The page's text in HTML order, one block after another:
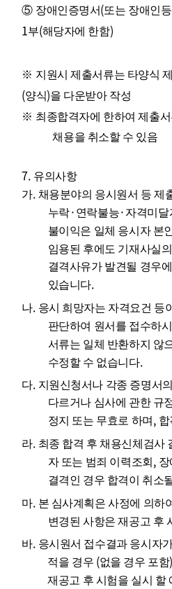
⑤ 장애인증명서(또는 장애인
1부(해당자에 한함)
※ 지원시 제출서류는 타양식
(양식)을 다운받아 작성
※ 최종합격자에 한하여 제출
채용을 취소할 수 있음
7. 유의사항
가. 채용분야의 응시원서 등 제
누락· 연락불능· 자격미달
불이익은 일체 응시자 본
임용된 후에도 기재사실
결격사유가 발견될 경우
있습니다.
나. 응시 희망자는 자격요건 등
판단하여 원서를 접수하
서류는 일체 반환하지 않
수정할 수 없습니다.
다. 지원신청서나 각종 증명서
다르거나 심사에 관한 규
정지 또는 무효로 하며 ,
라. 최종 합격 후 채용신체검사
자 또는 범죄 이력조회 , 장
결격인 경우 합격이 취소
마. 본 심사계획은 사정에 의하
변경된 사항은 재공고 후
바. 응시원서 접수결과 응시자
적을 경우 (없을 경우 포함)
재공고 후 시험을 실시 할